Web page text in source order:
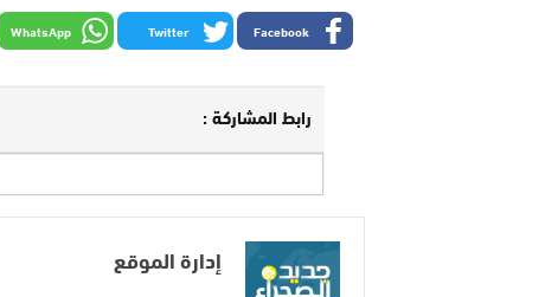
Facebook
Twitter
WhatsApp
رابط المشاركة :
إدارة الموقع